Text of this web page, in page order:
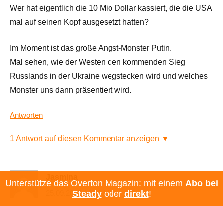
Wer hat eigentlich die 10 Mio Dollar kassiert, die die USA
mal auf seinen Kopf ausgesetzt hatten?
Im Moment ist das große Angst-Monster Putin.
Mal sehen, wie der Westen den kommenden Sieg
Russlands in der Ukraine wegstecken wird und welches
Monster uns dann präsentiert wird.
Antworten
1 Antwort auf diesen Kommentar anzeigen ▼
25.09.2025 13:28 Uhr
Unterstütze das Overton Magazin: mit einem Abo bei
Steadyoder direkt!